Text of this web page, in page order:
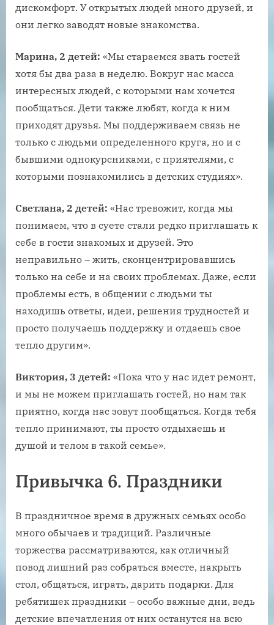
дискомфорт. У открытых людей много друзей, и
они легко заводят новые знакомства.
Марина, 2 детей: «Мы стараемся звать гостей
хотя бы два раза в неделю. Вокруг нас масса
интересных людей, с которыми нам хочется
пообщаться. Дети также любят, когда к ним
приходят друзья. Мы поддерживаем связь не
только с людьми определенного круга, но и с
бывшими однокурсниками, с приятелями, с
которыми познакомились в детских студиях».
Светлана, 2 детей: «Нас тревожит, когда мы
понимаем, что в суете стали редко приглашать к
себе в гости знакомых и друзей. Это
неправильно – жить, сконцентрировавшись
только на себе и на своих проблемах. Даже, если
проблемы есть, в общении с людьми ты
находишь ответы, идеи, решения трудностей и
просто получаешь поддержку и отдаешь свое
тепло другим».
Виктория, 3 детей: «Пока что у нас идет ремонт,
и мы не можем приглашать гостей, но нам так
приятно, когда нас зовут пообщаться. Когда тебя
тепло принимают, ты просто отдыхаешь и
душой и телом в такой семье».
Привычка 6. Праздники
В праздничное время в дружных семьях особо
много обычаев и традиций. Различные
торжества рассматриваются, как отличный
повод лишний раз собраться вместе, накрыть
стол, общаться, играть, дарить подарки. Для
ребятишек праздники – особо важные дни, ведь
детские впечатления от них останутся на всю